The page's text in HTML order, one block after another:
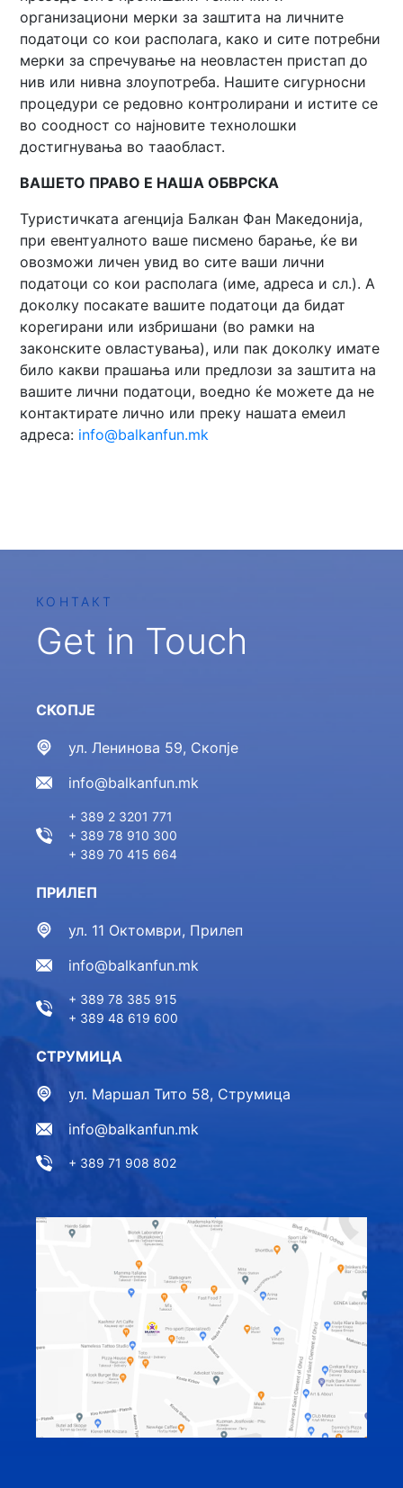
организациони мерки за заштита на личните
податоци со кои располага, како и сите потребни
мерки за спречување на неовластен пристап до
нив или нивна злоупотреба. Нашите сигурносни
процедури се редовно контролирани и истите се
во соодност со најновите технолошки
достигнувања во тааобласт.
ВАШЕТО ПРАВО Е НАША ОБВРСКA
Туристичката агенција Балкан Фан Македонија,
при евентуалното ваше писмено барање, ќе ви
овозможи личен увид во сите ваши лични
податоци со кои располага (име, адреса и сл.). А
доколку посакате вашите податоци да бидат
корегирани или избришани (во рамки на
законските овластувања), или пак доколку имате
било какви прашања или предлози за заштита на
вашите лични податоци, воедно ќе можете да не
контактирате лично или преку нашата емеил
адреса: info@balkanfun.mk
КОНТАКТ
Get in Touch
СКОПЈЕ
ул. Ленинова 59, Скопје
info@balkanfun.mk
+ 389 2 3201 771
+ 389 78 910 300
+ 389 70 415 664
ПРИЛЕП
ул. 11 Октомври, Прилеп
info@balkanfun.mk
+ 389 78 385 915
+ 389 48 619 600
СТРУМИЦА
ул. Маршал Тито 58, Струмица
info@balkanfun.mk
+ 389 71 908 802